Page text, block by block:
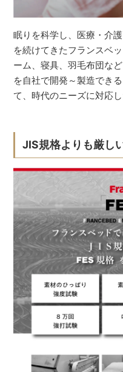
眠りを科学し、医療・介
を続けてきたフランスベ
ーム、寝具、羽毛布団な
を自社で開発～製造でき
て、時代のニーズに対応
JIS規格よりも厳し